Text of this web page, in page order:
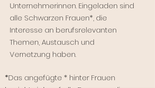
Unternehmerinnen. Eingeladen sind
alle Schwarzen Frauen*, die
Interesse an berufsrelevanten
Themen, Austausch und
Vernetzung haben.
*Das angefügte * hinter Frauen